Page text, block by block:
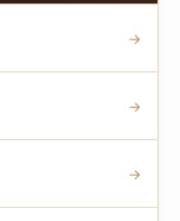
→
→
→